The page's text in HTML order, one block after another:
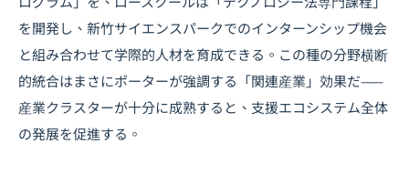
を開発し、新竹サイエンスパークでのインターンシップ機会
と組み合わせて学際的人材を育成できる。この種の分野横断
的統合はまさにポーターが強調する「関連産業」効果だ——
産業クラスターが十分に成熟すると、支援エコシステム全体
の発展を促進する。